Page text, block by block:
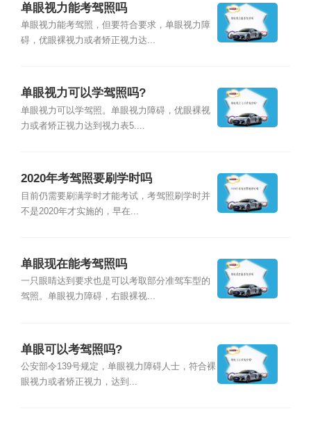
单眼视力能考驾照吗
单眼视力能考驾照，但要符合要求，单眼视力障
碍，优眼裸视力或者矫正视力达...
单眼视力可以学驾照吗?
单眼视力可以学驾照。单眼视力障碍，优眼裸视
力或者矫正视力达到视力表5....
2020年考驾照要刷学时吗
目前仍需要刷满学时才能考试，考驾照刷学时并
不是2020年才实施的，早在...
单眼现在能考驾照吗
一只眼睛达到要求也是可以考取部分准驾车型的
驾照。单眼视力障碍，右眼裸视...
单眼可以考驾照吗?
公安部令139号规定，单眼视力障碍人士，符合裸
眼视力或者矫正视力，达到...